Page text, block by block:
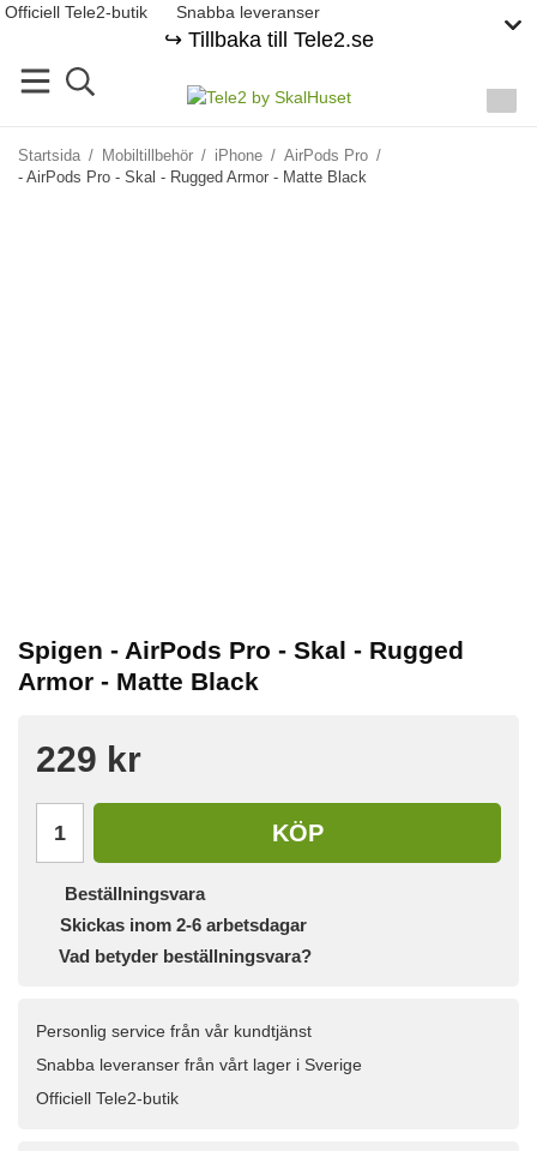
Officiell Tele2-butik Snabba leveranser
↪️ Tillbaka till Tele2.se
Startsida / Mobiltillbehör / iPhone / AirPods Pro /
- AirPods Pro - Skal - Rugged Armor - Matte Black
Spigen - AirPods Pro - Skal - Rugged
Armor - Matte Black
229 kr
KÖP
Beställningsvara
Skickas inom 2-6 arbetsdagar
Vad betyder beställningsvara?
Personlig service från vår kundtjänst
Snabba leveranser från vårt lager i Sverige
Officiell Tele2-butik